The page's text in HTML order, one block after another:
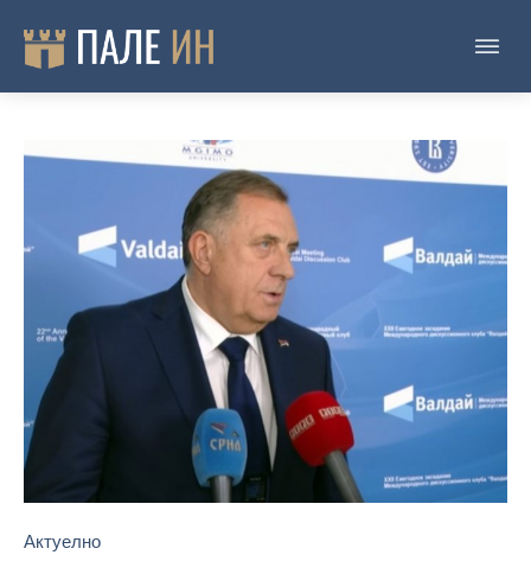
Актуелно